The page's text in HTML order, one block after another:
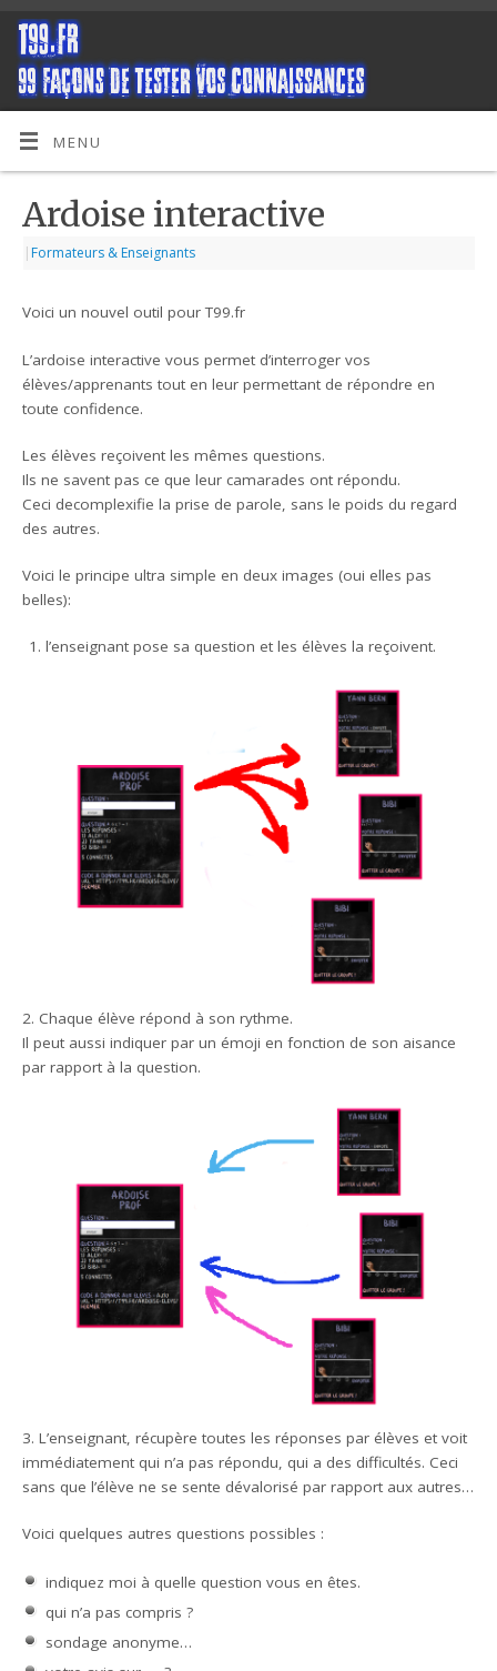
MENU
Ardoise interactive
| Formateurs & Enseignants
Voici un nouvel outil pour T99.fr
L’ardoise interactive vous permet d’interroger vos
élèves/apprenants tout en leur permettant de répondre en
toute confidence.
Les élèves reçoivent les mêmes questions.
Ils ne savent pas ce que leur camarades ont répondu.
Ceci decomplexifie la prise de parole, sans le poids du regard
des autres.
Voici le principe ultra simple en deux images (oui elles pas
belles):
l’enseignant pose sa question et les élèves la reçoivent.
2. Chaque élève répond à son rythme.
Il peut aussi indiquer par un émoji en fonction de son aisance
par rapport à la question.
3. L’enseignant, récupère toutes les réponses par élèves et voit
immédiatement qui n’a pas répondu, qui a des difficultés. Ceci
sans que l’élève ne se sente dévalorisé par rapport aux autres…
Voici quelques autres questions possibles :
indiquez moi à quelle question vous en êtes.
qui n’a pas compris ?
sondage anonyme…